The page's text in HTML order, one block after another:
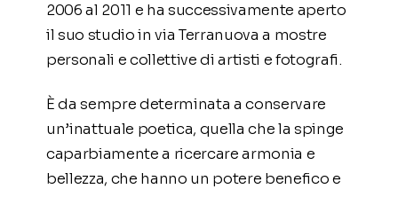
2006 al 2011 e ha successivamente aperto
il suo studio in via Terranuova a mostre
personali e collettive di artisti e fotografi.
È da sempre determinata a conservare
un’inattuale poetica, quella che la spinge
caparbiamente a ricercare armonia e
bellezza, che hanno un potere benefico e